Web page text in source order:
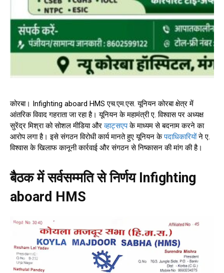
कोरबा। Infighting aboard HMS एच.एम.एस. यूनियन कोरबा क्षेत्र में
आंतरिक विवाद गहराता जा रहा है। यूनियन के महामंत्री ए. विश्वास पर अध्यक्ष
सुरेंद्र मिश्रा को सोशल मीडिया औरव्हाट्सएपके माध्यम से बदनाम करने का
आरोप लगा है। इसे संगठन विरोधी कार्य मानते हुए यूनियन केपदाधिकारियोंने ए.
विश्वास के खिलाफ कानूनी कार्रवाई और संगठन से निष्कासन की मांग की है।
बैठक में सर्वसम्मति से निर्णय Infighting
aboard HMS